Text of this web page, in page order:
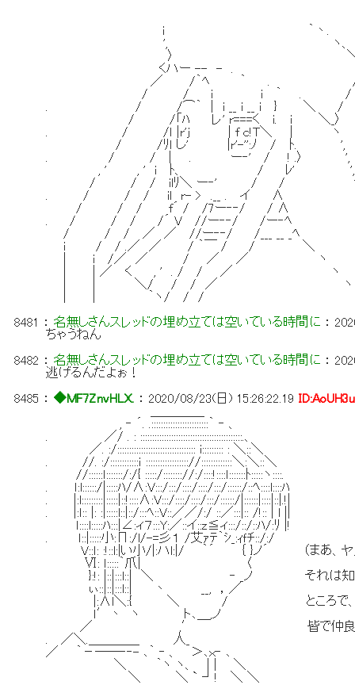
i ｀丶.
', ヽ、
〉
くハー -- - .
／ /｀ﾍ ｀ .
/ / i i ｀ . /
. / /⌒｀ | i __ i __ i } ＼ /
/ /「ﾊ レ' r===く i. i ＼_〉
. / /ｌ |r'j | f c!T＼ | ヽ
/ /ﾘｌ し' |r'-'':ﾉ / ﾄ. ',
. / / | . ー‐' / ! .〉 ',
, ' , ' i ﾄ、 / ﾚ' ', バーサーカー
/ / / ilﾘ＼ ー‐' / /
. / / / il r- > .__ . イ ∧ i ランサーを
/ / / f´ / /7ー‐‐/ / ∧
. / / / /´ V //ー‐‐/ /ー‐ﾍ ヽ ひど
/ / / ／ ／ //ー‐‐/ /___ __ _ﾍ
i / / .／ ／ / ｀￣ / / ＼
| i /／ ／ / ／ ／ ヽ
| | ／ く , ' . / / ／ ヽ
| | ＼/ / / ／ ヽ
| | ｀ヽ/ / /
8481
：名無しさんスレッドの埋め立ては空いている時間に ：
ちゃうねん
8482 ：名無しさんスレッドの埋め立ては空いている時間に ：
逃げるんだよぉ！
8485 ：◆MF7ZnvHLX. ：2020/08/23(日) 15:26:22.19
, ‐ ´. .::::::::::::::::::::::::｀ ‐ 、
. ／/ . : :::::::::::::::::::::::::::::::::::::::::::.、
／. :/::::::::::::::::::::::::::::::::: i::::::::: : ＼::＼
. //. :/::::::::::::ｉ :::::::::::::::::://:::::::::::::＼:＼::＼
//::::::ｌ:::::::/:/{ :::::/:::::::://:/::::!::::ｌ:::::::ﾄ:::::ヽ::::.
. ｌ:l::::::/|:::::ﾊ/∧:V:::/:::/::::/::::/:::/::::::/::ﾍ::::l::::ﾊ
. |:l:::::::::|:::::|::!::::∧:V:::/::::/::::/:::/::::::/|::::::|::::|::|.!|
. |:ｌ:: |: :|:::::l::|::/:::ﾍ::V::／／/:/ ::／:::|:: /!:: | l ||
ｌ::::l:::::ﾊ:::|∠:ィ７:::Y:／::イ::z≦ィ:::/::/::ﾊ/:ﾘ |!
. ｌ::|:::::小:Π:/l/-=彡１ /艾ｧﾃ｀ｼ_:ｨｆﾁ::/:/
V::ｌ: :!::l:|い小/|:ハl:|/ ｀´ ｛ }ノ´ （まあ、ヤル気
Ⅵ: ｌ:::::｀爪| 〈
}:!: |::|:::l::| ＼ ‐ _ノ それは知らなかった
ぃ::|::|:::l::| 丶 __, ，／
|:∧l＼:{ ＼ / ところで、こういう身内人
ｌ′丶 ヽ ト､＿,ノ
／ ,′ 皆で仲良く優勝なんて
. ／＼.＿＿＿＿ 人_
／ ｀－――‐‐- ､｀ ‐ 、 ＞､ｘ‐ ､
＼ ｀ヽ ヽ、 | | ＼
＼ ＼ ` ┘! ＼ ＼